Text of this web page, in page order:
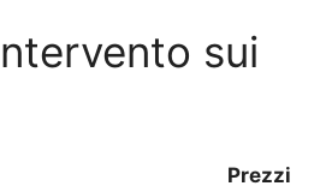
sui
Prezzi